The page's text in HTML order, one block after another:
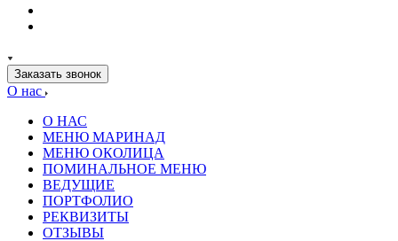
Заказать звонок
О нас
О НАС
МЕНЮ МАРИНАД
МЕНЮ ОКОЛИЦА
ПОМИНАЛЬНОЕ МЕНЮ
ВЕДУЩИЕ
ПОРТФОЛИО
РЕКВИЗИТЫ
ОТЗЫВЫ